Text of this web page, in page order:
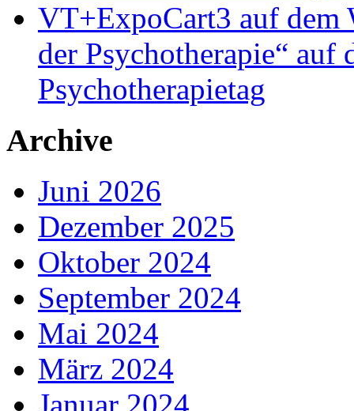
VT+ExpoCart3 auf dem
der Psychotherapie“ auf
Psychotherapietag
Archive
Juni 2026
Dezember 2025
Oktober 2024
September 2024
Mai 2024
März 2024